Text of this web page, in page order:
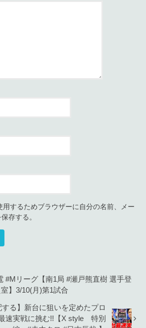
用するためブラウザーに自分の名前、メー
存する。
#Mリーグ【南1局 #瀬戸熊直樹 選手登
】3/10(月)第1試合
する】新台に狙いを定めたプロ
速実戦に挑む!!【X style 特別